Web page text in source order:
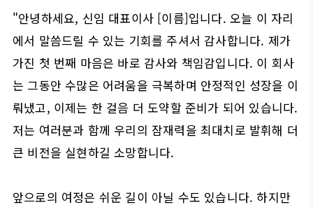
"안녕하세요, 신임 대표이사 [이름]입니다. 오늘 이 자리
에서 말씀드릴 수 있는 기회를 주셔서 감사합니다. 제가
가진 첫 번째 마음은 바로 감사와 책임감입니다. 이 회사
는 그동안 수많은 어려움을 극복하며 안정적인 성장을 이
뤄냈고, 이제는 한 걸음 더 도약할 준비가 되어 있습니다.
저는 여러분과 함께 우리의 잠재력을 최대치로 발휘해 더
큰 비전을 실현하길 소망합니다.
앞으로의 여정은 쉬운 길이 아닐 수도 있습니다. 하지만